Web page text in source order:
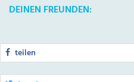
DEINEN FREUNDEN:
teilen